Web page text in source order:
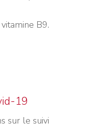
B9.
19
sur le suivi